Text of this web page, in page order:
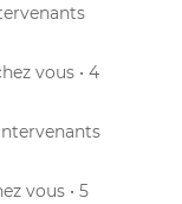
vous • 4
vous • 5